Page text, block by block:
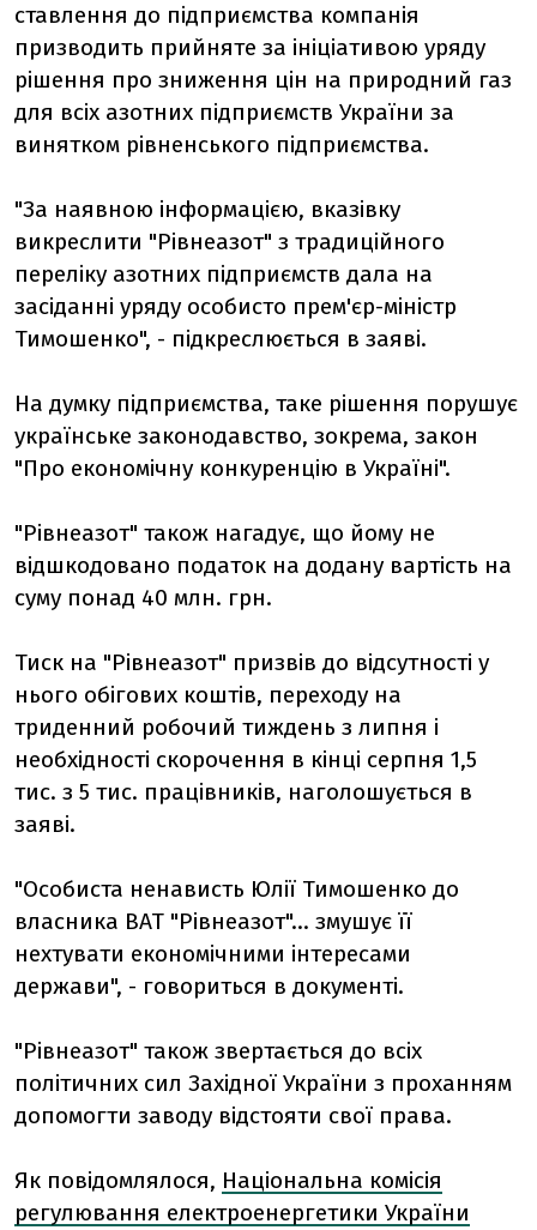
ставлення до підприємства компанія
призводить прийняте за ініціативою уряду
рішення про зниження цін на природний газ
для всіх азотних підприємств України за
винятком рівненського підприємства.
"За наявною інформацією, вказівку
викреслити "Рівнеазот" з традиційного
переліку азотних підприємств дала на
засіданні уряду особисто прем'єр-міністр
Тимошенко", - підкреслюється в заяві.
На думку підприємства, таке рішення порушує
українське законодавство, зокрема, закон
"Про економічну конкуренцію в Україні".
"Рівнеазот" також нагадує, що йому не
відшкодовано податок на додану вартість на
суму понад 40 млн. грн.
Тиск на "Рівнеазот" призвів до відсутності у
нього обігових коштів, переходу на
триденний робочий тиждень з липня і
необхідності скорочення в кінці серпня 1,5
тис. з 5 тис. працівників, наголошується в
заяві.
"Особиста ненависть Юлії Тимошенко до
власника ВАТ "Рівнеазот"... змушує її
нехтувати економічними інтересами
держави", - говориться в документі.
"Рівнеазот" також звертається до всіх
політичних сил Західної України з проханням
допомогти заводу відстояти свої права.
Як повідомлялося, Національна комісія
регулювання електроенергетики України